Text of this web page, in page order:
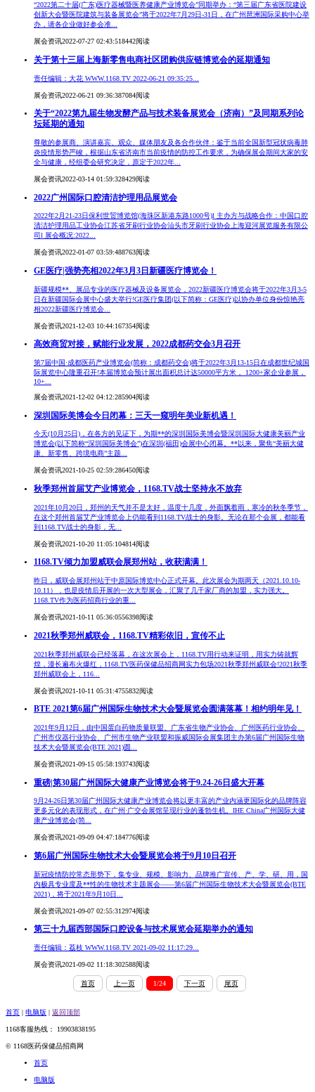
“2022第二十届(广东)医疗器械暨医养健康产业博览会”同期举办：“第三届广东省医院建设
创新大会暨医院建筑与装备展览会”将于2022年7月29日-31日，在广州琶洲国际采购中心举
办，请各企业做好参会准...
展会资讯2022-07-27 02:43:518442阅读
关于第十三届上海新零售电商社区团购供应链博览会的延期通知
责任编辑：大花 WWW.1168.TV 2022-06-21 09:35:25...
展会资讯2022-06-21 09:36:387084阅读
关于“2022第九届生物发酵产品与技术装备展览会（济南）”及同期系列论
坛延期的通知
尊敬的参展商、演讲嘉宾、观众、媒体朋友及各合作伙伴：鉴于当前全国新型冠状病毒肺
炎疫情形势严峻，根据山东省济南市当前疫情的防控工作要求，为确保展会期间大家的安
全与健康，经组委会研究决定，原定于2022年...
展会资讯2022-03-14 01:59:328429阅读
2022广州国际口腔清洁护理用品展览会
2022年2月21-23日保利世贸博览馆(海珠区新港东路1000号)l 主办方与战略合作：中国口腔
清洁护理用品工业协会江苏省牙刷行业协会汕头市牙刷行业协会上海迎河展览服务有限公
司l 展会概况:2022...
展会资讯2022-01-07 03:59:488763阅读
GE医疗|强势亮相2022年3月3日新疆医疗博览会！
新疆规模**、展品专业的医疗器械及设备展览会，2022新疆医疗博览会将于2022年3月3-5
日在新疆国际会展中心盛大举行!GE医疗集团(以下简称：GE医疗)以协办单位身份惊艳亮
相2022新疆医疗博览会...
展会资讯2021-12-03 10:44:167354阅读
高效商贸对接，赋能行业发展，2022成都药交会3月召开
第7届中国·成都医药产业博览会(简称：成都药交会)将于2022年3月13-15日在成都世纪城国
际展览中心隆重召开!本届博览会预计展出面积总计达50000平方米， 1200+家企业参展，
10+...
展会资讯2021-12-02 04:12:285904阅读
深圳国际美博会今日闭幕：三天一窥明年美业新机遇！
今天(10月25日)，在各方的见证下，为期**的深圳国际美博会暨深圳国际大健康美丽产业
博览会(以下简称“深圳国际美博会”)在深圳(福田)会展中心闭幕。**以来，聚焦“美丽大健
康、新零售、跨境电商”主题...
展会资讯2021-10-25 02:59:286450阅读
秋季郑州首届艾产业博览会，1168.TV战士坚持永不放弃
2021年10月20日，郑州的天气并不是太好，温度十几度，外面飘着雨，寒冷的秋冬季节，
在这个郑州首届艾产业博览会上仍能看到1168.TV战士的身影。无论在那个会展，都能看
到1168.TV战士的身影，无...
展会资讯2021-10-20 11:05:104814阅读
1168.TV倾力加盟威联会展郑州站，收获满满！
昨日，威联会展郑州站于中原国际博览中心正式开幕。此次展会为期两天（2021.10.10-
10.11），也是疫情后开展的一次大型展会，汇聚了几千家厂商的加盟，实力强大。
1168.TV作为医药招商行业的重...
展会资讯2021-10-11 05:36:0556398阅读
2021秋季郑州威联会，1168.TV精彩依旧，宣传不止
2021秋季郑州威联会已经落幕，在这次展会上，1168.TV用行动来证明，用实力铸就辉
煌，漫长遍布火爆红，1168.TV医药保健品招商网实力包场2021秋季郑州威联会!2021秋季
郑州威联会上，116...
展会资讯2021-10-11 05:31:4755832阅读
BTE 2021第6届广州国际生物技术大会暨展览会圆满落幕！相约明年见！
2021年9月12日，由中国蛋白药物质量联盟、广东省生物产业协会、广州医药行业协会、
广州市仪器行业协会、广州市生物产业联盟和振威国际会展集团主办第6届广州国际生物
技术大会暨展览会(BTE 2021)圆...
展会资讯2021-09-15 05:58:193743阅读
重磅|第30届广州国际大健康产业博览会将于9.24-26日盛大开幕
9月24-26日第30届广州国际大健康产业博览会将以更丰富的产业内涵更国际化的品牌阵容
更多元化的表现形式，在广州·广交会展馆呈现行业的蓬勃生机。IHE China广州国际大健
康产业博览会(简...
展会资讯2021-09-09 04:47:184776阅读
第6届广州国际生物技术大会暨展览会将于9月10日召开
新冠疫情防控常态形势下，集专业、规模、影响力、品牌推广宣传、产、学、研、用，国
内极具专业度及**性的生物技术主题展会——第6届广州国际生物技术大会暨展览会(BTE
2021)，将于2021年9月10日...
展会资讯2021-09-07 02:55:312974阅读
第三十九届西部国际口腔设备与技术展览会延期举办的通知
责任编辑：荔枝 WWW.1168.TV 2021-09-02 11:17:29...
展会资讯2021-09-02 11:18:302588阅读
首页 上一页 1/24 下一页 尾页
首页 | 电脑版 | 返回顶部
1168客服热线： 19903838195
© 1168医药保健品招商网
首页
电脑版